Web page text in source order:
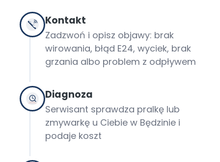
Kontakt
Zadzwoń i opisz objawy: brak
wirowania, błąd E24, wyciek, brak
grzania albo problem z odpływem
Diagnoza
Serwisant sprawdza pralkę lub
zmywarkę u Ciebie w Będzinie i
podaje koszt